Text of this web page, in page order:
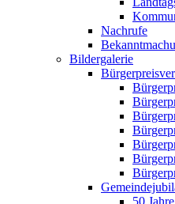
Nachrufe
Bildergalerie
50